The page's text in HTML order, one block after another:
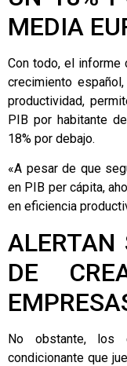
MEDIA
Con todo, el informe
crecimiento
productividad,
PIB por habitante
18% por debajo.
«A pesar de que
en PIB per cápita,
en eficiencia
ALERTAN
DE
No obstante, los
condicionante que